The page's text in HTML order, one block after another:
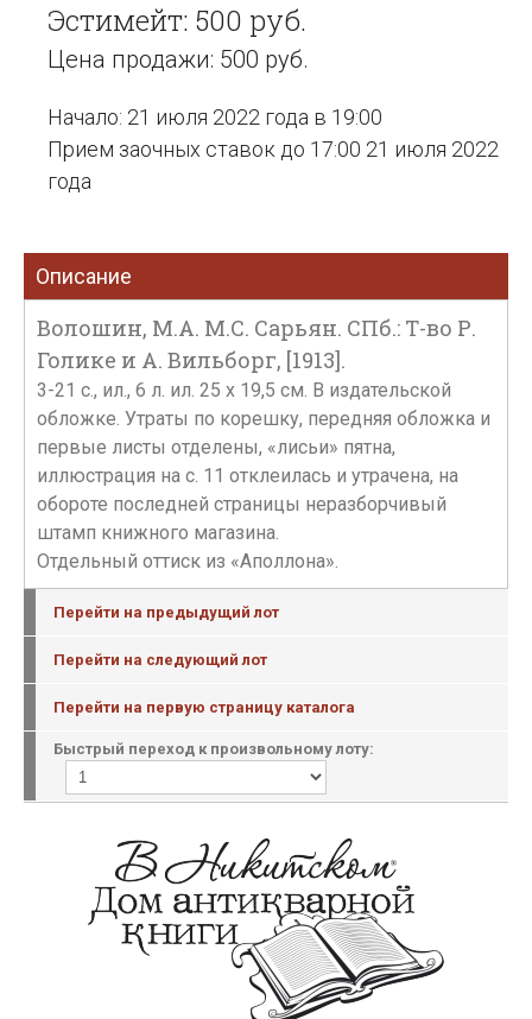
Эстимейт: 500 руб.
Цена продажи: 500 руб.
Начало: 21 июля 2022 года в 19:00
Прием заочных ставок до 17:00 21 июля 2022
года
Описание
Волошин, М.А. М.С. Сарьян. СПб.: Т-во Р.
Голике и А. Вильборг, [1913].
3-21 с., ил., 6 л. ил. 25 х 19,5 см. В издательской
обложке. Утраты по корешку, передняя обложка и
первые листы отделены, «лисьи» пятна,
иллюстрация на с. 11 отклеилась и утрачена, на
обороте последней страницы неразборчивый
штамп книжного магазина.
Отдельный оттиск из «Аполлона».
Перейти на предыдущий лот
Перейти на следующий лот
Перейти на первую страницу каталога
Быстрый переход к произвольному лоту: